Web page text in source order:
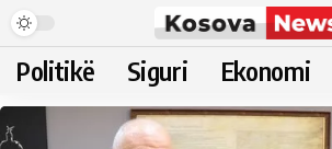
Politikë Siguri Ekonomi